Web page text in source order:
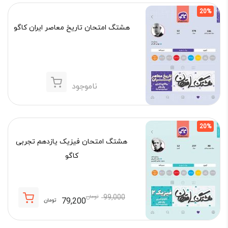
99,000 تومان79,200 تومان.
20%
هشتگ امتحان تاریخ معاصر ایران کاگو
ناموجود
20%
هشتگ امتحان فیزیک یازدهم تجربی
کاگو
99,000 تومان
اصلی:
79,200 تومان
فعلی: